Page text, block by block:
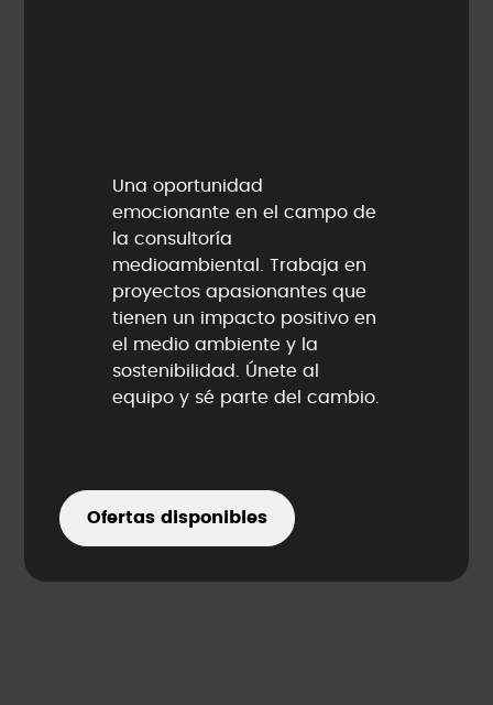
Una oportunidad
emocionante en el campo de
la consultoría
medioambiental. Trabaja en
proyectos apasionantes que
tienen un impacto positivo en
el medio ambiente y la
sostenibilidad. Únete al
equipo y sé parte del cambio.
Ofertas disponibles